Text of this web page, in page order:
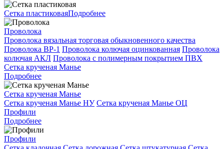
Сетка пластиковаяПодробнее
Проволока
Проволока вязальная торговая обыкновенного качества
Проволока ВР-1 Проволока колючая оцинкованная Проволока
колючая АКЛ Проволока с полимерным покрытием ПВХ
Сетка крученая Манье
Подробнее
Сетка крученая Манье
Сетка крученая Манье НУ Сетка крученая Манье ОЦ
Профили
Подробнее
Профили